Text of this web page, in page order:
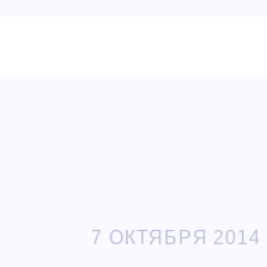
7 ОКТЯБРЯ 2014